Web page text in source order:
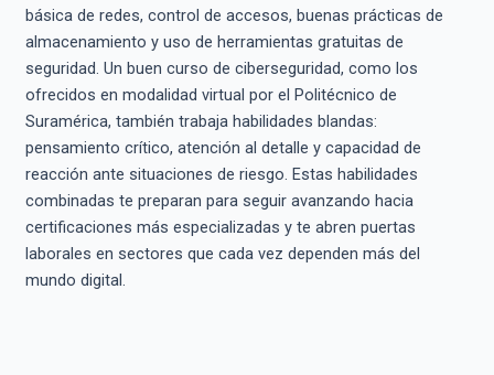
básica de redes, control de accesos, buenas prácticas de
almacenamiento y uso de herramientas gratuitas de
seguridad. Un buen curso de ciberseguridad, como los
ofrecidos en modalidad virtual por el Politécnico de
Suramérica, también trabaja habilidades blandas:
pensamiento crítico, atención al detalle y capacidad de
reacción ante situaciones de riesgo. Estas habilidades
combinadas te preparan para seguir avanzando hacia
certificaciones más especializadas y te abren puertas
laborales en sectores que cada vez dependen más del
mundo digital.